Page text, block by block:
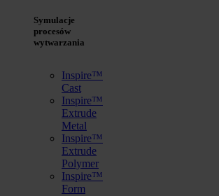
Symulacje
procesów
wytwarzania
Inspire™
Cast
Inspire™
Extrude
Metal
Inspire™
Extrude
Polymer
Inspire™
Form